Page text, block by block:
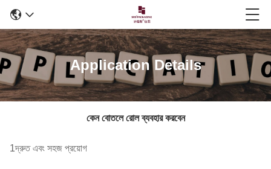
Application Details
কেন বোতলে রোল ব্যবহার করবেন
1দ্রুত এবং সহজ প্রয়োগ